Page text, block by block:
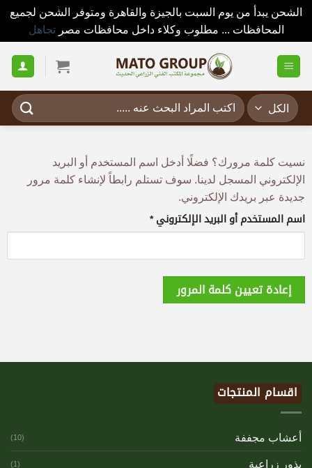
الشحن يبدأ من يوم السبت بالجيزة والقاهرة ومتوفر الشحن لجميع
المحافظات ... مطلوب وكلاء داخل محافظات مصرتجاهل
نسيت كلمة مرورك؟ فضلًا أدخل اسم المستخدم أو البريد
الإلكتروني المسجل لدينا. سوف تستلم رابطاً لإنشاء كلمة مرور
جديدة عبر بريدك الإلكتروني.
اسم المستخدم أو البريد الإلكتروني*
إعادة تعيين كلمة المرور
اقسام المنتجات
أعشاب مجففة (10)
بذور زراعية (1)